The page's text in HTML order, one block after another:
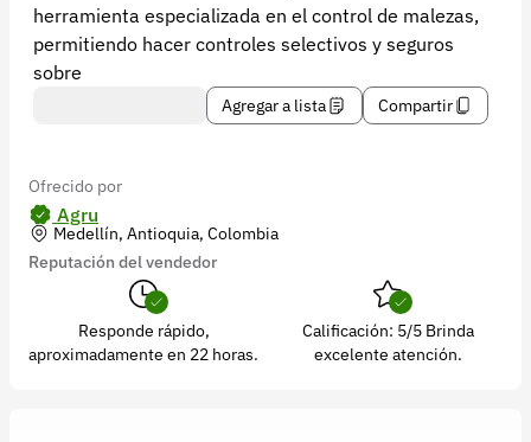
herramienta especializada en el control de malezas,
permitiendo hacer controles selectivos y seguros
sobre
Agregar a lista Compartir
Ofrecido por
Agru
Medellín, Antioquia, Colombia
Reputación del vendedor
Responde rápido,
aproximadamente en 22 horas.
Calificación: 5/5 Brinda
excelente atención.
contacto@croper.com
© 2026 Croper.com Todos los derechos reservados